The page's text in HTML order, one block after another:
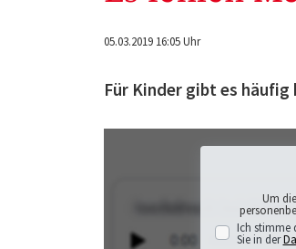
05.03.2019 16:05 Uhr
Für Kinder gibt es
Um
Ich stimme
Sie in der